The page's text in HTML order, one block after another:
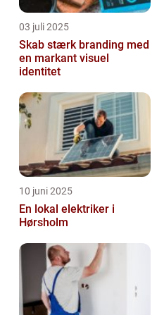
03 juli 2025
Skab stærk branding med
en markant visuel
identitet
10 juni 2025
En lokal elektriker i
Hørsholm